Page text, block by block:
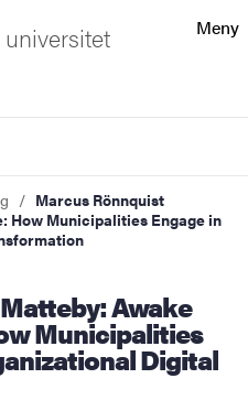
Meny
Marcus Rönnquist
How Municipalities Engage in
Municipalities
Digital